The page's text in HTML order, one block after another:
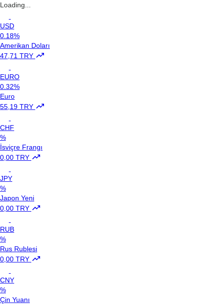
Loading...
USD
0.18%
Amerikan Doları
47,71 TRY
EURO
0.32%
Euro
55,19 TRY
CHF
%
İsviçre Frangı
0,00 TRY
JPY
%
Japon Yeni
0,00 TRY
RUB
%
Rus Rublesi
0,00 TRY
CNY
%
Çin Yuanı